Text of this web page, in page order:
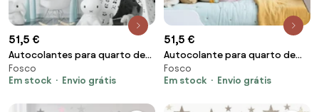
51,5 €
Autocolantes para quarto de
criança - Urso de peluche com
estrelas em azul
Fosco
Em stock
Envio grátis
51,5 €
Autocolante para quarto de
criança - Urso com coração
azul pastel
Fosco
Em stock
Envio grátis